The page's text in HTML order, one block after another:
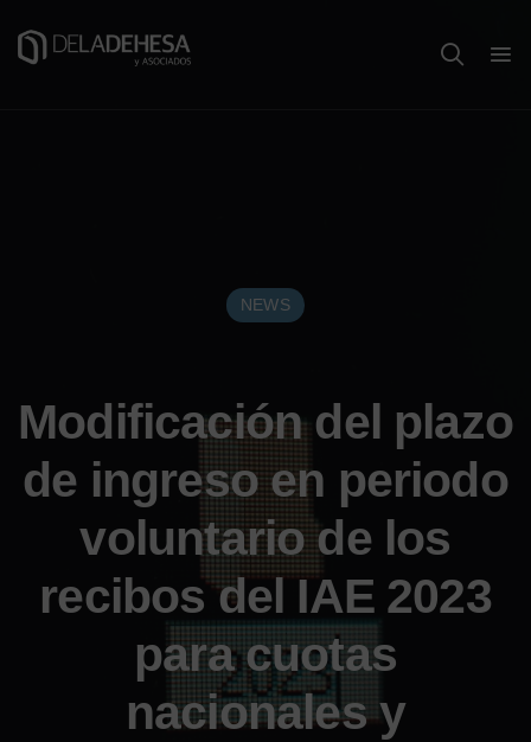
NEWS
Modificación del plazo
de ingreso en periodo
voluntario de los
recibos del IAE 2023
para cuotas
nacionales y